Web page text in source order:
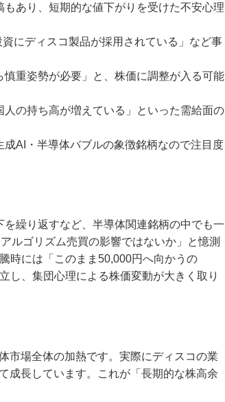
あり、短期的な値下がりを受けた不安心理
にディスコ製品が採用されている」など事
重姿勢が必要」と、株価に調整が入る可能
人の持ち高が増えている」といった需給面の
AI・半導体バブルの象徴銘柄なので注目度
繰り返すなど、半導体関連銘柄の中でも一
ルゴリズム売買の影響ではないか」と憶測
時には「このまま50,000円へ向かうの
し、集団心理による株価変動が大きく取り
市場全体の加熱です。実際にディスコの業
成長しています。これが「長期的な株高余